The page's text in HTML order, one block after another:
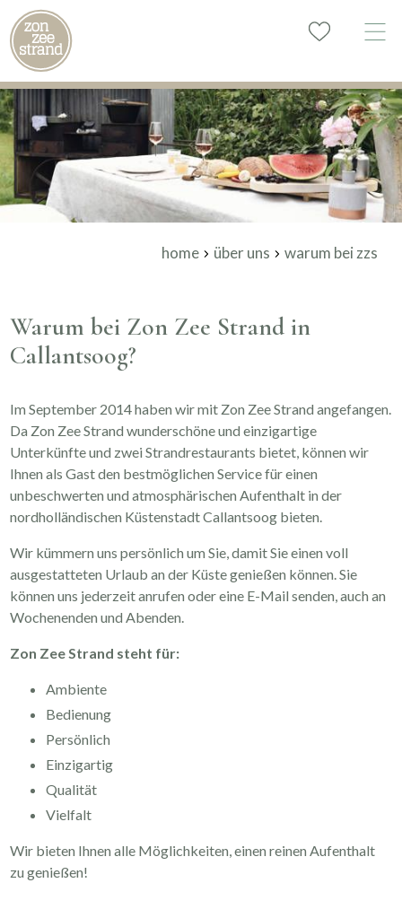
home über uns warum bei zzs
Warum bei Zon Zee Strand in
Callantsoog?
Im September 2014 haben wir mit Zon Zee Strand angefangen.
Da Zon Zee Strand wunderschöne und einzigartige
Unterkünfte und zwei Strandrestaurants bietet, können wir
Ihnen als Gast den bestmöglichen Service für einen
unbeschwerten und atmosphärischen Aufenthalt in der
nordholländischen Küstenstadt Callantsoog bieten.
Wir kümmern uns persönlich um Sie, damit Sie einen voll
ausgestatteten Urlaub an der Küste genießen können. Sie
können uns jederzeit anrufen oder eine E-Mail senden, auch an
Wochenenden und Abenden.
Zon Zee Strand steht für:
Ambiente
Bedienung
Persönlich
Einzigartig
Qualität
Vielfalt
Wir bieten Ihnen alle Möglichkeiten, einen reinen Aufenthalt
zu genießen!